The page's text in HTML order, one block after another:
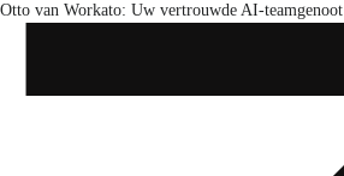
Otto van Workato: Uw vertrouwde AI-teamgenoot